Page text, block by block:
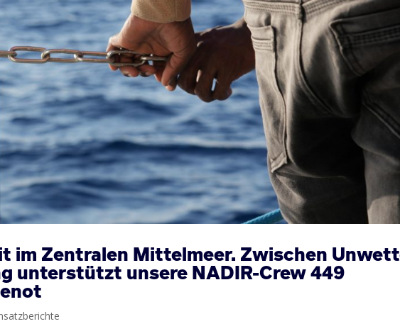
im Zentralen Mittelmeer. Zwischen
unterstützt unsere NADIR-Crew 449